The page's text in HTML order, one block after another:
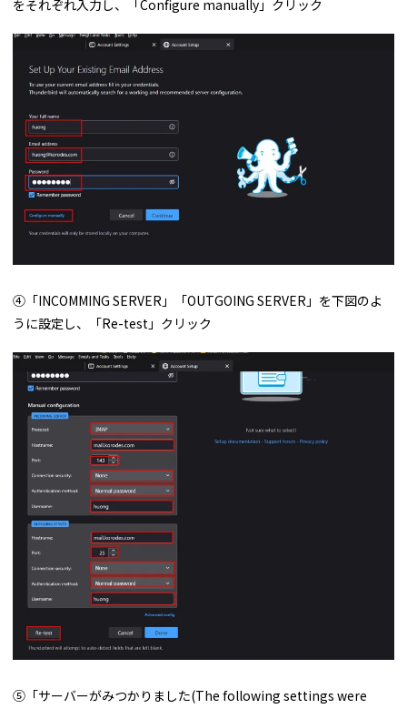
をそれぞれ入力し、「Configure manually」クリック
④「INCOMMING SERVER」「OUTGOING SERVER」を下図のよ
うに設定し、「Re-test」クリック
⑤「サーバーがみつかりました(The following settings were